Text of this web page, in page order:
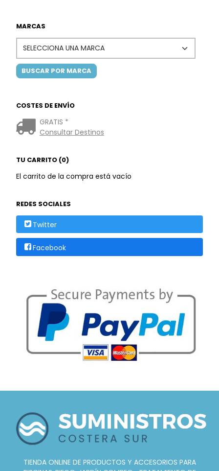
MARCAS
COSTES DE ENVÍO
GRATIS *
Consultar Destinos
TU CARRITO (0)
El carrito de la compra está vacío
REDES SOCIALES
Twitter
Facebook
TIENDA ONLINE DE PRODUCTOS Y ACCESORIOS PARA